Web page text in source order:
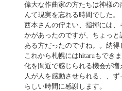
偉大な作曲家の方たちは神様
んて現実を忘れる時間でした。
西本さんの佇まい、指揮には
かがあったのですが、ちょっ
ある方だったのですね。。納得
これから札幌にはhitaruもでき
化を間近で感じられる機会が増
人が人を感動させられる、、
らしい時間に感謝します。